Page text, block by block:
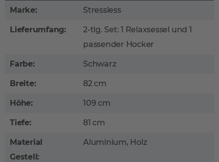
Marke: Stressless
Lieferumfang:
2-tlg. Set: 1 Relaxsessel und 1
passender Hocker
Farbe: Schwarz
Breite: 82 cm
Höhe: 109 cm
Tiefe: 81 cm
Material
Gestell:
Aluminium, Holz